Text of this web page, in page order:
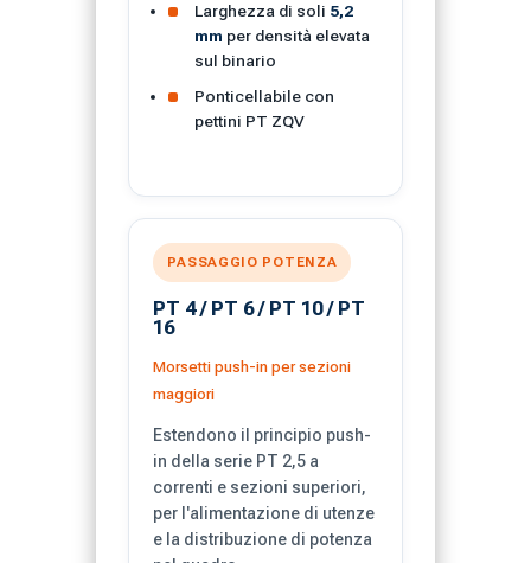
Larghezza di soli 5,2
mm per densità elevata
sul binario
Ponticellabile con
pettini PT ZQV
PASSAGGIO POTENZA
PT 4 / PT 6 / PT 10 / PT
16
Morsetti push-in per sezioni
maggiori
Estendono il principio push-
in della serie PT 2,5 a
correnti e sezioni superiori,
per l'alimentazione di utenze
e la distribuzione di potenza